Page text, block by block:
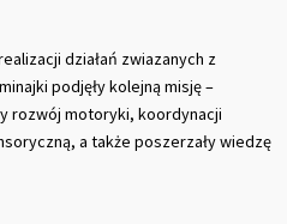
działań zwiazanych z
podjęły kolejną misję –
rozwój motoryki, koordynacji
a także poszerzały wiedzę